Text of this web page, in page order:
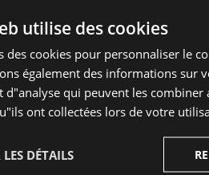
enfants, ils auront le
facilement contrôler leur
et éviter les glissades tout en
des normes adaptées à
dépend de chaque enfant :
26 cm.
32 cm.
de 36 cm.
utilise des cookies
des cookies pour personnaliser le
également des informations sur
d"analyse qui peuvent les
ont collectées lors de votre
DÉTAILS